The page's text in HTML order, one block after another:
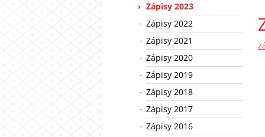
Zápisy 2023
Zápisy 2022
Zápisy 2021
Zápisy 2020
Zápisy 2019
Zápisy 2018
Zápisy 2017
Zápisy 2016